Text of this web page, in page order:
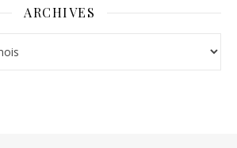
ARCHIVES